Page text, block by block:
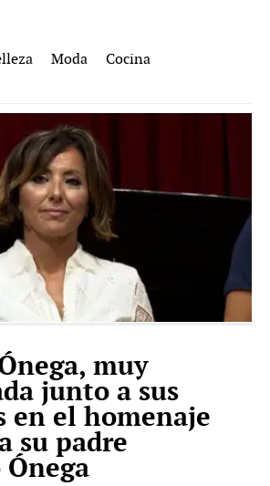
Moda Cocina
muy
junto a sus
en el homenaje
su padre